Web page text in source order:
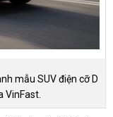
mẫu SUV điện cỡ D
VinFast.